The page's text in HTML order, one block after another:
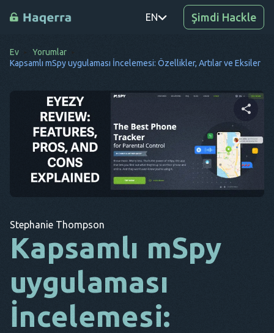
EN
PT
DE
KO
BG
DA
BU
Şimdi Hackle
Ev
Yorumlar
Kapsamlı mSpy uygulaması İncelemesi: Özellikler, Artılar ve Eksiler
Bu makaleyi paylaşın
Twitter Facebook Bağlantıyı Kopyala
Stephanie Thompson
Kapsamlı mSpy
uygulaması
İncelemesi: